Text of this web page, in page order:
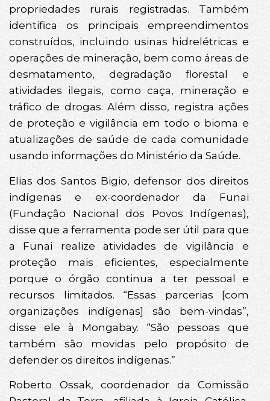
propriedades rurais registradas. Também
identifica os principais empreendimentos
construídos, incluindo usinas hidrelétricas e
operações de mineração, bem como áreas de
desmatamento, degradação florestal e
atividades ilegais, como caça, mineração e
tráfico de drogas. Além disso, registra ações
de proteção e vigilância em todo o bioma e
atualizações de saúde de cada comunidade
usando informações do Ministério da Saúde.
Elias dos Santos Bigio, defensor dos direitos
indígenas e ex-coordenador da Funai
(Fundação Nacional dos Povos Indígenas),
disse que a ferramenta pode ser útil para que
a Funai realize atividades de vigilância e
proteção mais eficientes, especialmente
porque o órgão continua a ter pessoal e
recursos limitados. “Essas parcerias [com
organizações indígenas] são bem-vindas”,
disse ele à Mongabay. “São pessoas que
também são movidas pelo propósito de
defender os direitos indígenas.”
Roberto Ossak, coordenador da Comissão